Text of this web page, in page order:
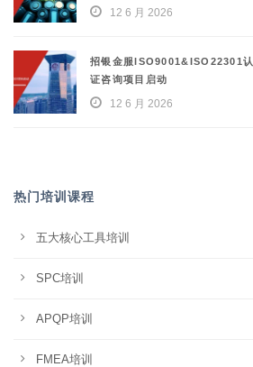
12 6 月 2026
招银金服ISO9001&ISO22301认
证咨询项目启动
12 6 月 2026
热门培训课程
五大核心工具培训
SPC培训
APQP培训
FMEA培训